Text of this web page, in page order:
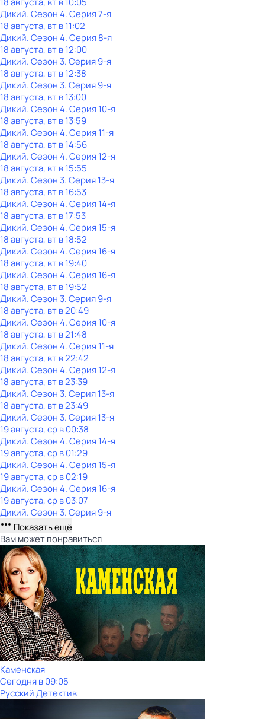
Дикий. Сезон 4. Серия 7-я
18 августа, вт в 11:02
Дикий. Сезон 4. Серия 8-я
18 августа, вт в 12:00
Дикий. Сезон 3. Серия 9-я
18 августа, вт в 12:38
Дикий. Сезон 3. Серия 9-я
18 августа, вт в 13:00
Дикий. Сезон 4. Серия 10-я
18 августа, вт в 13:59
Дикий. Сезон 4. Серия 11-я
18 августа, вт в 14:56
Дикий. Сезон 4. Серия 12-я
18 августа, вт в 15:55
Дикий. Сезон 3. Серия 13-я
18 августа, вт в 16:53
Дикий. Сезон 4. Серия 14-я
18 августа, вт в 17:53
Дикий. Сезон 4. Серия 15-я
18 августа, вт в 18:52
Дикий. Сезон 4. Серия 16-я
18 августа, вт в 19:40
Дикий. Сезон 4. Серия 16-я
18 августа, вт в 19:52
Дикий. Сезон 3. Серия 9-я
18 августа, вт в 20:49
Дикий. Сезон 4. Серия 10-я
18 августа, вт в 21:48
Дикий. Сезон 4. Серия 11-я
18 августа, вт в 22:42
Дикий. Сезон 4. Серия 12-я
18 августа, вт в 23:39
Дикий. Сезон 3. Серия 13-я
18 августа, вт в 23:49
Дикий. Сезон 3. Серия 13-я
19 августа, ср в 00:38
Дикий. Сезон 4. Серия 14-я
19 августа, ср в 01:29
Дикий. Сезон 4. Серия 15-я
19 августа, ср в 02:19
Дикий. Сезон 4. Серия 16-я
19 августа, ср в 03:07
Дикий. Сезон 3. Серия 9-я
Показать ещё
Вам может понравиться
Каменская
Сегодня в 09:05
Русский Детектив